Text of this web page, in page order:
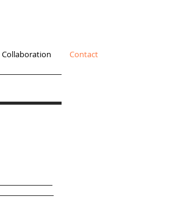
Collaboration Contact